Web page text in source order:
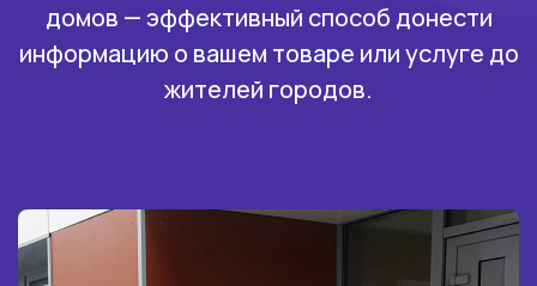
домов — эффективный способ донести
информацию о вашем товаре или услуге до
жителей городов.